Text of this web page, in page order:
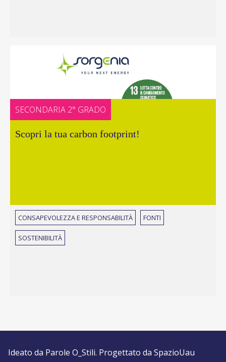
SECONDARIA 2° GRADO
Scopri la tua carbon footprint!
CONSAPEVOLEZZA E RESPONSABILITÀ FONTI
SOSTENIBILITÀ
Ideato da Parole O_Stili. Progettato da SpazioUau